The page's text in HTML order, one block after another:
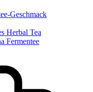
Geschmack
Herbal Tea
Fermentee